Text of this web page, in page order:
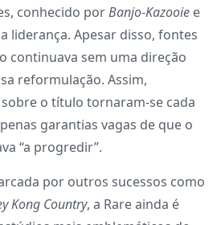
conhecido porBanjo-Kazooie e
liderança. Apesar disso, fontes
continuava sem uma direção
reformulação. Assim,
o título tornaram-se cada
garantias vagas de que o
“a progredir”.
por outros sucessos como
Kong Country, a Rare ainda é